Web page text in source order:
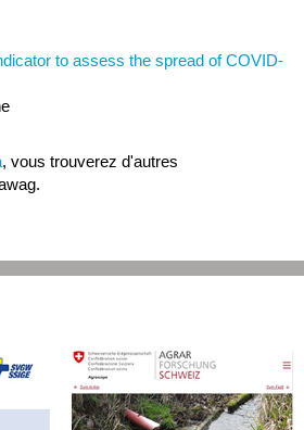
to assess the spread of COVID-
, vous trouverez d'autres